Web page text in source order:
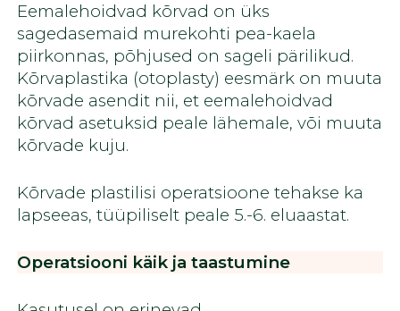
Eemalehoidvad kõrvad on üks
sagedasemaid murekohti pea-kaela
piirkonnas, põhjused on sageli pärilikud.
Kõrvaplastika (otoplasty) eesmärk on muuta
kõrvade asendit nii, et eemalehoidvad
kõrvad asetuksid peale lähemale, või muuta
kõrvade kuju.
Kõrvade plastilisi operatsioone tehakse ka
lapseeas, tüüpiliselt peale 5.-6. eluaastat.
Operatsiooni käik ja taastumine